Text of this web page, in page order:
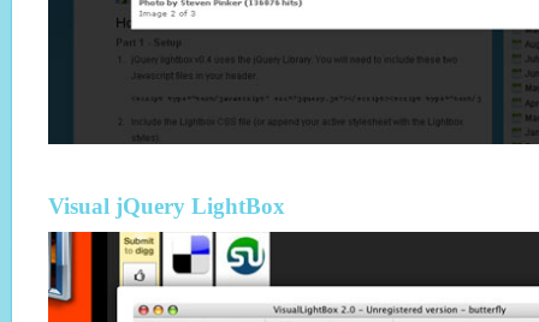
Visual jQuery LightBox